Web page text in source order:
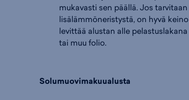
mukavasti sen päällä. Jos tarvitaan
lisälämmöneristystä, on hyvä keino
levittää alustan alle pelastuslakana
tai muu folio.
Solumuovimakuualusta